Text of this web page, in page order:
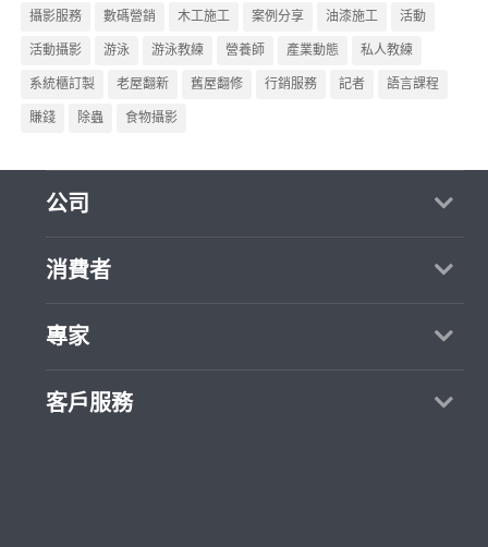
攝影服務 數碼營銷 木工施工 案例分享 油漆施工 活動
活動攝影 游泳 游泳教練 營養師 產業動態 私人教練
系統櫃訂製 老屋翻新 舊屋翻修 行銷服務 記者 語言課程
賺錢 除蟲 食物攝影
公司
聯絡我們
消費者
如何使用PRO360
所有服務
專家
任務中心
客戶服務